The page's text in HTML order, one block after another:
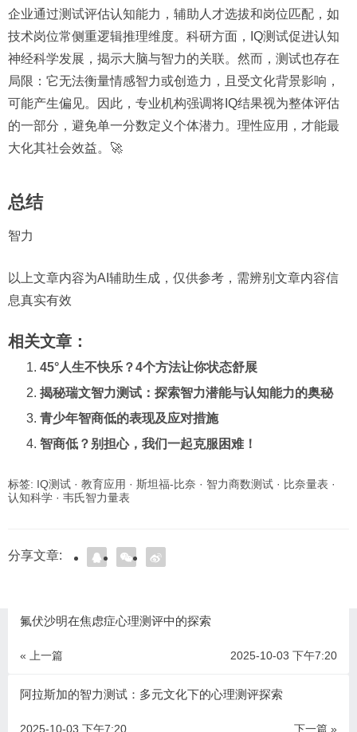
企业通过测试评估认知能力，辅助人才选拔和岗位匹配，如
技术岗位常侧重逻辑推理维度。科研方面，IQ测试促进认知
神经科学发展，揭示大脑与智力的关联。然而，测试也存在
局限：它无法衡量情感智力或创造力，且受文化背景影响，
可能产生偏见。因此，专业机构强调将IQ结果视为整体评估
的一部分，避免单一分数定义个体潜力。理性应用，才能最
大化其社会效益。🚀
总结
智力
以上文章内容为AI辅助生成，仅供参考，需辨别文章内容信
息真实有效
相关文章：
45°人生不快乐？4个方法让你状态舒展
揭秘瑞文智力测试：探索智力潜能与认知能力的奥秘
青少年智商低的表现及应对措施
智商低？别担心，我们一起克服困难！
标签: IQ测试 · 教育应用 · 斯坦福-比奈 · 智力商数测试 · 比奈量表 ·
认知科学 · 韦氏智力量表
分享文章:
氟伏沙明在焦虑症心理测评中的探索
« 上一篇 2025-10-03 下午7:20
阿拉斯加的智力测试：多元文化下的心理测评探索
下一篇 »
2025-10-03 下午7:20